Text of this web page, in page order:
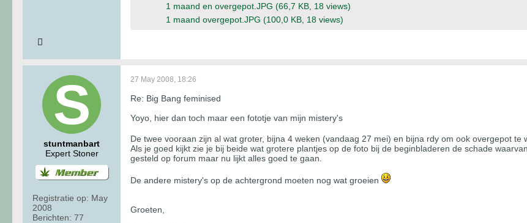
1 maand en overgepot.JPG (66,7 KB, 18 views)
1 maand overgepot.JPG (100,0 KB, 18 views)
stuntmanbart
Expert Stoner
Registratie op: May
2008
Berichten: 77
27 May 2008, 18:26
Re: Big Bang feminised
Yoyo, hier dan toch maar een fototje van mijn mistery's
De twee vooraan zijn al wat groter, bijna 4 weken (vandaag 27 mei) en bijna rdy om ook overgepot te
Als je goed kijkt zie je bij beide wat grotere plantjes op de foto bij de beginbladeren de schade
gesteld op forum maar nu lijkt alles goed te gaan.
De andere mistery's op de achtergrond moeten nog wat groeien
Groeten,